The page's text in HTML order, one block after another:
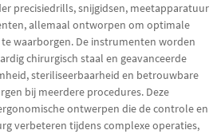
precisiedrills, snijgidsen, meetapparatuur
allemaal ontworpen om optimale
waarborgen. De instrumenten worden
chirurgisch staal en geavanceerde
steriliseerbaarheid en betrouwbare
bij meerdere procedures. Deze
ontwerpen die de controle en
verbeteren tijdens complexe operaties,